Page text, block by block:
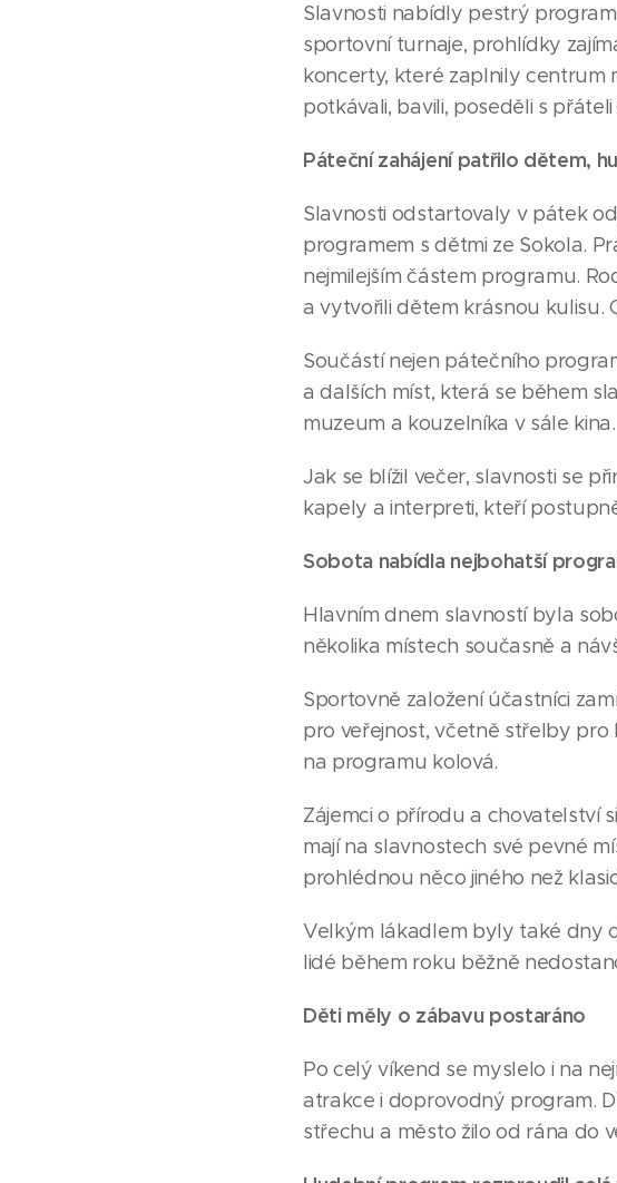
Slavnosti nabídly pestrý
sportovní turnaje, prohlídky
koncerty, které zaplnily centrum
potkávali, bavili, poseděli s
Páteční zahájení patřilo dětem,
Slavnosti odstartovaly v pátek
programem s dětmi ze Sokola.
nejmilejším částem programu.
a vytvořili dětem krásnou kulisu.
Součástí nejen pátečního
a dalších míst, která se během
muzeum a kouzelníka v sále kina.
Jak se blížil večer, slavnosti se
kapely a interpreti, kteří
Sobota nabídla nejbohatší
Hlavním dnem slavností byla
několika místech současně a
Sportovně založení účastníci
pro veřejnost, včetně střelby
na programu kolová.
Zájemci o přírodu a chovatelství
mají na slavnostech své pevné
prohlédnou něco jiného než
Velkým lákadlem byly také dny
lidé během roku běžně
Děti měly o zábavu postaráno
Po celý víkend se myslelo i na
atrakce i doprovodný program.
střechu a město žilo od rána do